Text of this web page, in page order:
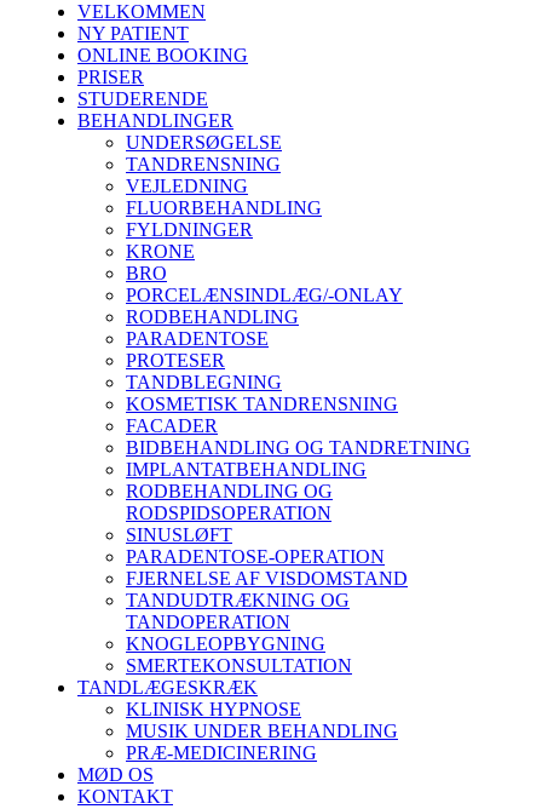
VELKOMMEN
NY PATIENT
ONLINE BOOKING
PRISER
STUDERENDE
BEHANDLINGER
UNDERSØGELSE
TANDRENSNING
VEJLEDNING
FLUORBEHANDLING
FYLDNINGER
KRONE
BRO
PORCELÆNSINDLÆG/-ONLAY
RODBEHANDLING
PARADENTOSE
PROTESER
TANDBLEGNING
KOSMETISK TANDRENSNING
FACADER
BIDBEHANDLING OG TANDRETNING
IMPLANTATBEHANDLING
RODBEHANDLING OG
RODSPIDSOPERATION
SINUSLØFT
PARADENTOSE-OPERATION
FJERNELSE AF VISDOMSTAND
TANDUDTRÆKNING OG
TANDOPERATION
KNOGLEOPBYGNING
SMERTEKONSULTATION
TANDLÆGESKRÆK
KLINISK HYPNOSE
MUSIK UNDER BEHANDLING
PRÆ-MEDICINERING
MØD OS
KONTAKT